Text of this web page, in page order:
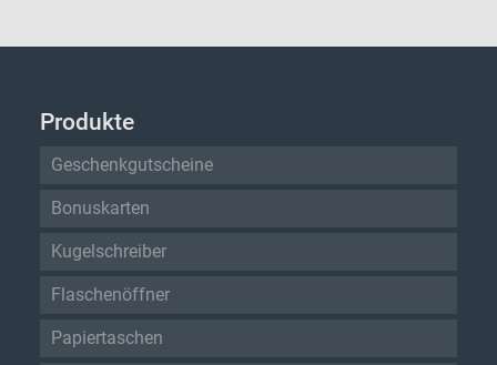
Produkte
Geschenkgutscheine
Bonuskarten
Kugelschreiber
Flaschenöffner
Papiertaschen